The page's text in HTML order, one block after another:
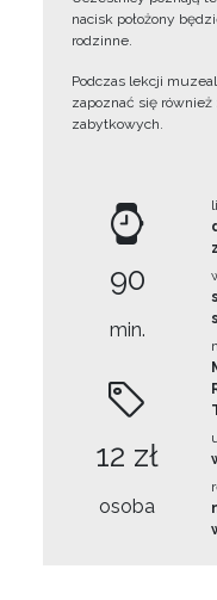
nacisk położony
rodzinne.
Podczas lekcji
zapoznać się
zabytkowych.
90
min.
12 zł
osoba